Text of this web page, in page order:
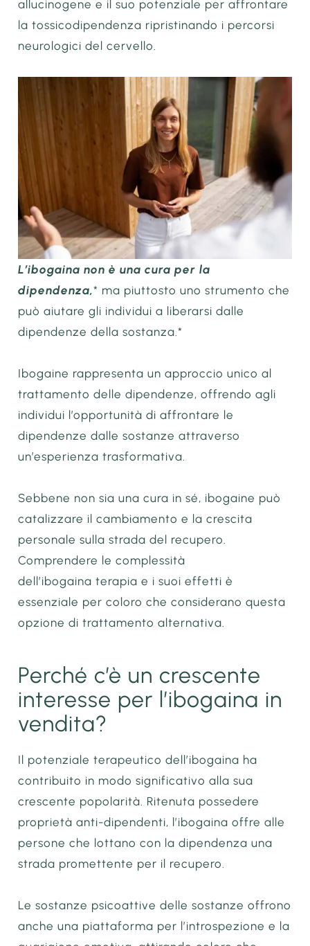
allucinogene e il suo potenziale per affrontare
la tossicodipendenza ripristinando i percorsi
neurologici del cervello.
L’ibogaina non è una cura per la
dipendenza,* ma piuttosto uno strumento che
può aiutare gli individui a liberarsi dalle
dipendenze della sostanza.*
Ibogaine rappresenta un approccio unico al
trattamento delle dipendenze, offrendo agli
individui l’opportunità di affrontare le
dipendenze dalle sostanze attraverso
un’esperienza trasformativa.
Sebbene non sia una cura in sé, ibogaine può
catalizzare il cambiamento e la crescita
personale sulla strada del recupero.
Comprendere le complessità
dell’ibogaina terapia e i suoi effetti è
essenziale per coloro che considerano questa
opzione di trattamento alternativa.
Perché c’è un crescente
interesse per l’ibogaina in
vendita?
Il potenziale terapeutico dell’ibogaina ha
contribuito in modo significativo alla sua
crescente popolarità. Ritenuta possedere
proprietà anti-dipendenti, l’ibogaina offre alle
persone che lottano con la dipendenza una
strada promettente per il recupero.
Le sostanze psicoattive delle sostanze offrono
anche una piattaforma per l’introspezione e la